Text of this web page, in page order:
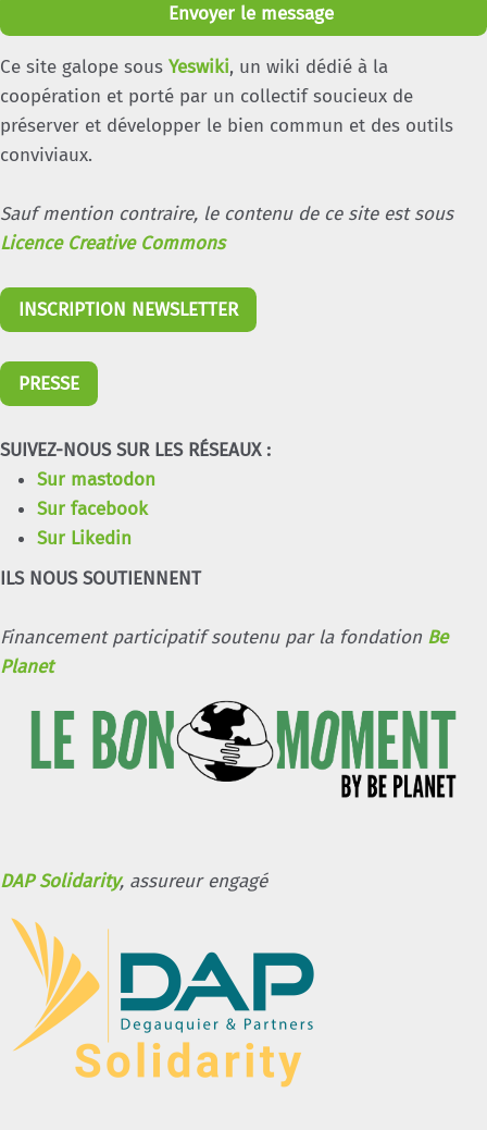
Envoyer le message
Ce site galope sous Yeswiki, un wiki dédié à la
coopération et porté par un collectif soucieux de
préserver et développer le bien commun et des outils
conviviaux.
Sauf mention contraire, le contenu de ce site est sous
Licence Creative Commons
INSCRIPTION NEWSLETTER
PRESSE
SUIVEZ-NOUS SUR LES RÉSEAUX :
Sur mastodon
Sur facebook
Sur Likedin
ILS NOUS SOUTIENNENT
Financement participatif soutenu par la fondation Be
Planet
DAP Solidarity, assureur engagé